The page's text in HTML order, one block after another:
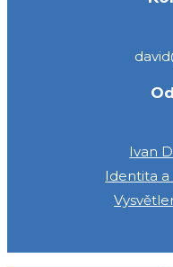
Ivan
Identita